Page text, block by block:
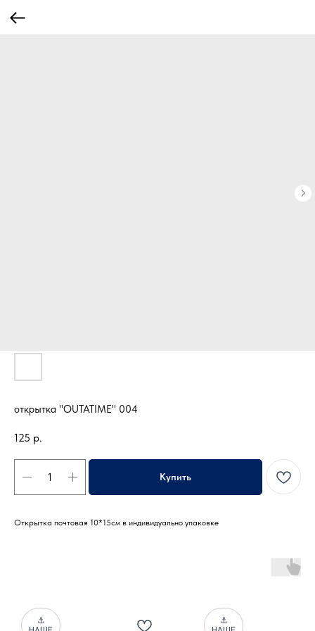
открытка "OUTATIME" 004
125 р.
Купить
Открытка почтовая 10*15см в индивидуально упаковке
⚓
⚓